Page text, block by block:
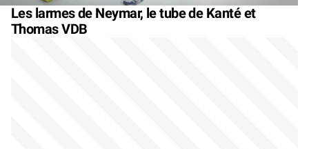
Les larmes de Neymar, le tube de Kanté et
Thomas VDB